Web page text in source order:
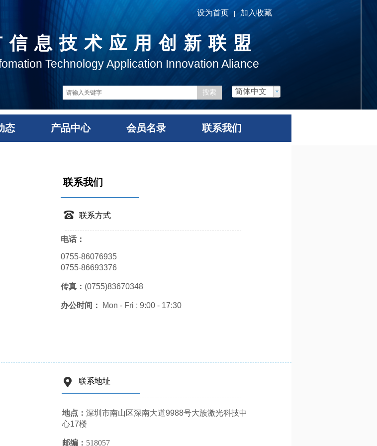
信息技术应用创新联盟
Technology Application Innovation Aliance
简体中文
设为首页 加入收藏
搜索
态 产品中心 会员名录 联系我们
联系地址
联系我们
地点： 深圳市南山区深南大道9988号大族激光科技中
心17楼
邮编： 518057
联系方式
电话：
0755-86076935
0755-86693376
传真： (0755)83670348
办公时间： Mon - Fri : 9:00 - 17:30